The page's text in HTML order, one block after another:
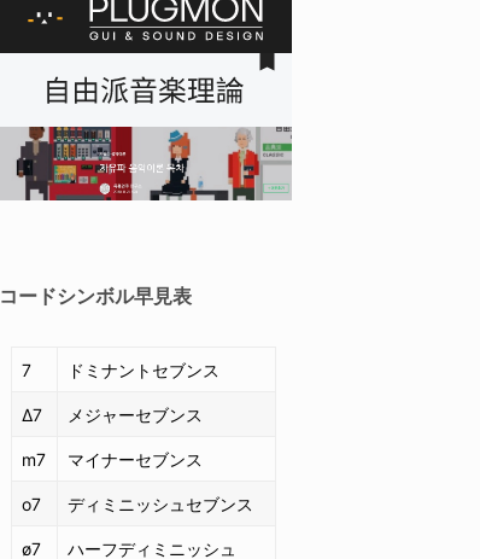
コードシンボル早見表
7
ドミナントセブンス
Δ7
メジャーセブンス
m7
マイナーセブンス
o7
ディミニッシュセブンス
ø7
ハーフディミニッシュ